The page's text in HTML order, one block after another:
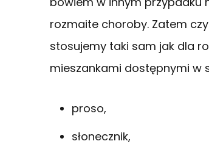
rozmaite choroby. Zatem
stosujemy taki sam jak dla
mieszankami dostępnymi w
proso,
słonecznik,